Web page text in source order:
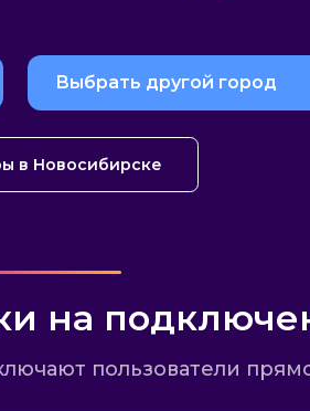
тарифов
отзывов
Выбрать другой город
в Новосибирске
на
пользователи